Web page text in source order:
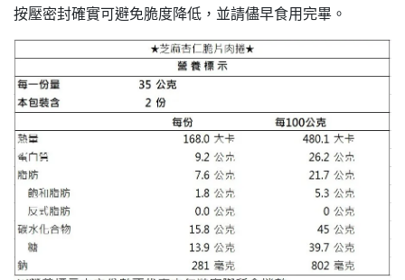
按壓密封確實可避免脆度降低，並請儘早食用完畢。